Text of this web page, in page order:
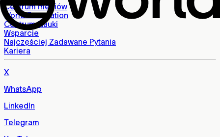
Centrum mediów
World Foundation
Centrum Nauki
Wsparcie
Najczęściej Zadawane Pytania
Kariera
X
WhatsApp
LinkedIn
Telegram